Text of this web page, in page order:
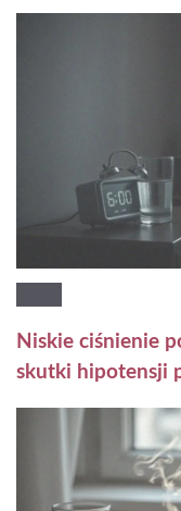
Niskie ciśnienie
skutki hipotensji